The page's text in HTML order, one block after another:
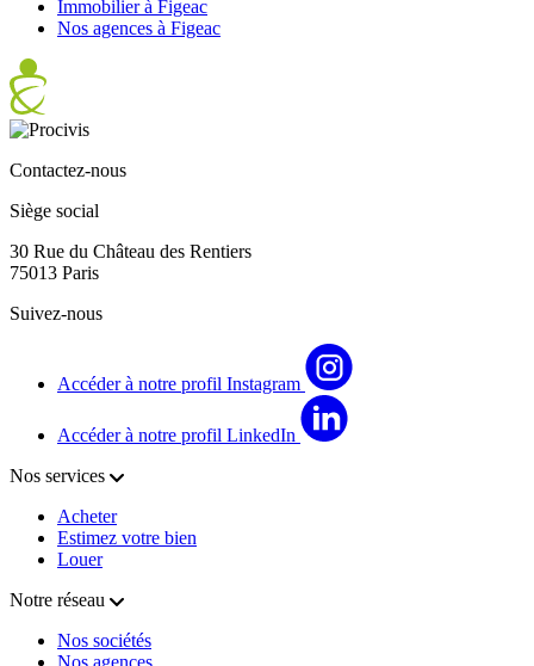
Immobilier à Figeac
Nos agences à Figeac
Contactez-nous
Siège social
30 Rue du Château des Rentiers
75013 Paris
Suivez-nous
Accéder à notre profil Instagram
Accéder à notre profil LinkedIn
Nos services
Acheter
Estimez votre bien
Louer
Notre réseau
Nos sociétés
Nos agences